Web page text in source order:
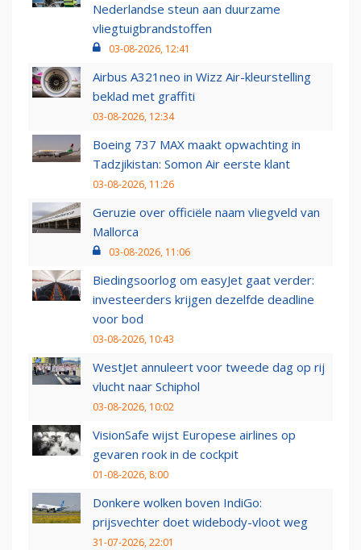
Nederlandse steun aan duurzame
vliegtuigbrandstoffen
03-08-2026, 12:41
Airbus A321neo in Wizz Air-kleurstelling
beklad met graffiti
03-08-2026, 12:34
Boeing 737 MAX maakt opwachting in
Tadzjikistan: Somon Air eerste klant
03-08-2026, 11:26
Geruzie over officiële naam vliegveld van
Mallorca
03-08-2026, 11:06
Biedingsoorlog om easyJet gaat verder:
investeerders krijgen dezelfde deadline
voor bod
03-08-2026, 10:43
WestJet annuleert voor tweede dag op rij
vlucht naar Schiphol
03-08-2026, 10:02
VisionSafe wijst Europese airlines op
gevaren rook in de cockpit
01-08-2026, 8:00
Donkere wolken boven IndiGo:
prijsvechter doet widebody-vloot weg
31-07-2026, 22:01